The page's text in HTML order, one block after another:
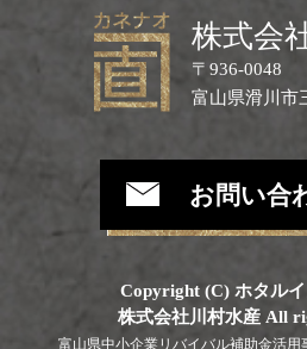
株式会
〒936-0048
富山県滑川市
お問い合
Copyright (C) ホタル
株式会社川村水産 All
富山県中小企業リバイバル補助金活用